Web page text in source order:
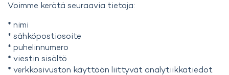
Voimme kerätä seuraavia tietoja:
* nimi
* sähköpostiosoite
* puhelinnumero
* viestin sisältö
* verkkosivuston käyttöön liittyvät analytiikkatiedot